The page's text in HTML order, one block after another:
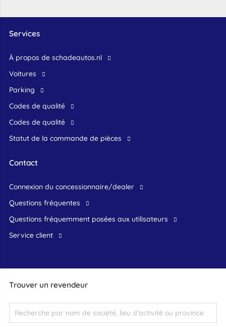
Trouver un revendeur
Services
À propos de schadeautos.nl
voitures
Parking
Codes de qualité
Codes de qualité
Statut de la commande de pièces
Contact
connexion du concessionnaire/dealer
Questions fréquentes
questions fréquemment posées aux utilisateurs
service client